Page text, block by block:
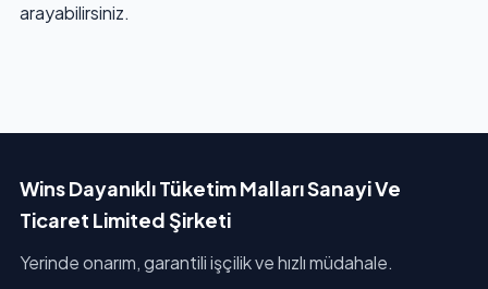
arayabilirsiniz.
Wins Dayanıklı Tüketim Malları Sanayi Ve
Ticaret Limited Şirketi
Yerinde onarım, garantili işçilik ve hızlı müdahale.